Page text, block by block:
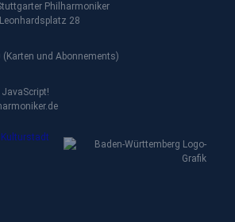
Philharmoniker
28
und Abonnements)